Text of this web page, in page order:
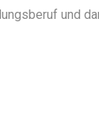
und